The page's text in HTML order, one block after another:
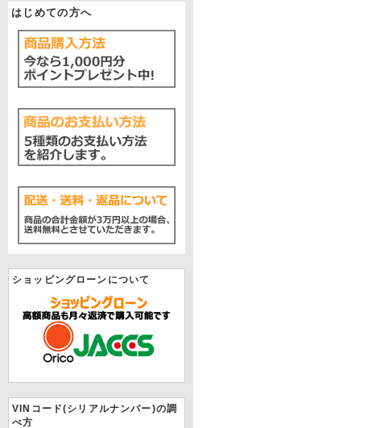
はじめての方へ
ショッピングローンについて
VINコード(シリアルナンバー)の調
べ方